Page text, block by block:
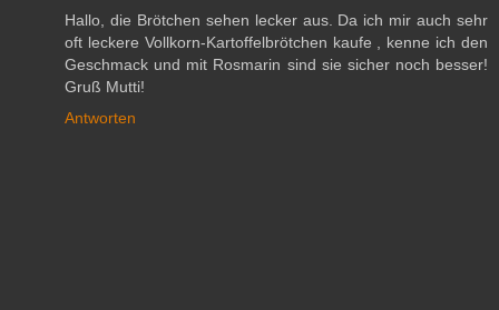
Hallo, die Brötchen sehen lecker aus. Da ich mir auch sehr
oft leckere Vollkorn-Kartoffelbrötchen kaufe , kenne ich den
Geschmack und mit Rosmarin sind sie sicher noch besser!
Gruß Mutti!
Antworten